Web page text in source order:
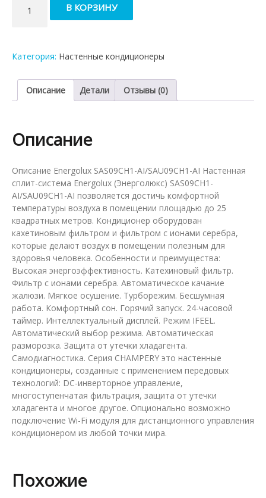
товара
Кондиционер
SAS09CH1-
В КОРЗИНУ
Категория: Настенные кондиционеры
Описание Детали Отзывы (0)
Описание
Описание Energolux SAS09CH1-AI/SAU09CH1-AI Настенная
сплит-система Energolux (Энерголюкс) SAS09CH1-
AI/SAU09CH1-AI позволяется достичь комфортной
температуры воздуха в помещении площадью до 25
квадратных метров. Кондиционер оборудован
кахетиновым фильтром и фильтром с ионами серебра,
которые делают воздух в помещении полезным для
здоровья человека. Особенности и преимущества:
Высокая энергоэффективность. Катехиновый фильтр.
Фильтр с ионами серебра. Автоматическое качание
жалюзи. Мягкое осушение. Турборежим. Бесшумная
работа. Комфортный сон. Горячий запуск. 24-часовой
таймер. Интеллектуальный дисплей. Режим IFEEL.
Автоматический выбор режима. Автоматическая
разморозка. Защита от утечки хладагента.
Самодиагностика. Серия CHAMPERY это настенные
кондиционеры, созданные с применением передовых
технологий: DC-инверторное управление,
многоступенчатая фильтрация, защита от утечки
хладагента и многое другое. Опционально возможно
подключение Wi-Fi модуля для дистанционного управления
кондиционером из любой точки мира.
Похожие